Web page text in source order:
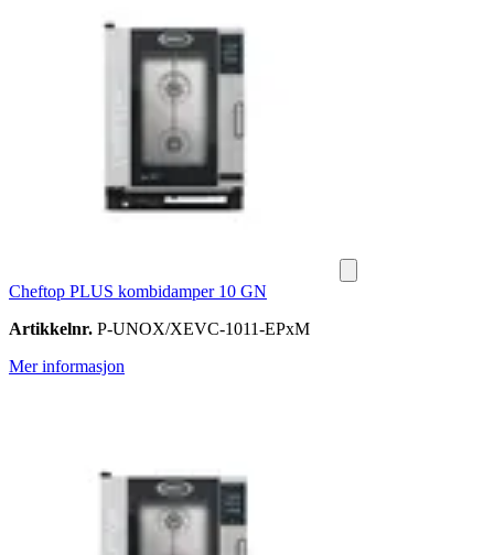
Cheftop PLUS kombidamper 10 GN
Artikkelnr. P-UNOX/XEVC-1011-EPxM
Mer informasjon